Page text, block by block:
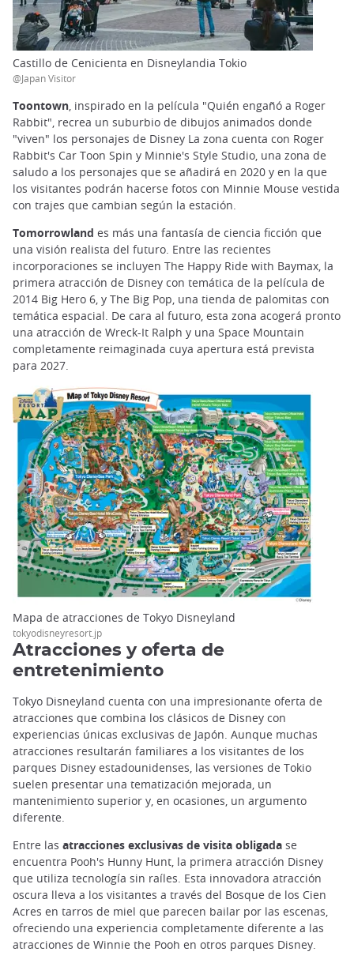
Castillo de Cenicienta en Disneylandia Tokio
@Japan Visitor
Toontown, inspirado en la película "Quién engañó a Roger
Rabbit", recrea un suburbio de dibujos animados donde
"viven" los personajes de Disney La zona cuenta con Roger
Rabbit's Car Toon Spin y Minnie's Style Studio, una zona de
saludo a los personajes que se añadirá en 2020 y en la que
los visitantes podrán hacerse fotos con Minnie Mouse vestida
con trajes que cambian según la estación.
Tomorrowland es más una fantasía de ciencia ficción que
una visión realista del futuro. Entre las recientes
incorporaciones se incluyen The Happy Ride with Baymax, la
primera atracción de Disney con temática de la película de
2014 Big Hero 6, y The Big Pop, una tienda de palomitas con
temática espacial. De cara al futuro, esta zona acogerá pronto
una atracción de Wreck-It Ralph y una Space Mountain
completamente reimaginada cuya apertura está prevista
para 2027.
Mapa de atracciones de Tokyo Disneyland
tokyodisneyresort.jp
Atracciones y oferta de
entretenimiento
Tokyo Disneyland cuenta con una impresionante oferta de
atracciones que combina los clásicos de Disney con
experiencias únicas exclusivas de Japón. Aunque muchas
atracciones resultarán familiares a los visitantes de los
parques Disney estadounidenses, las versiones de Tokio
suelen presentar una tematización mejorada, un
mantenimiento superior y, en ocasiones, un argumento
diferente.
Entre las atracciones exclusivas de visita obligada se
encuentra Pooh's Hunny Hunt, la primera atracción Disney
que utiliza tecnología sin raíles. Esta innovadora atracción
oscura lleva a los visitantes a través del Bosque de los Cien
Acres en tarros de miel que parecen bailar por las escenas,
ofreciendo una experiencia completamente diferente a las
atracciones de Winnie the Pooh en otros parques Disney.